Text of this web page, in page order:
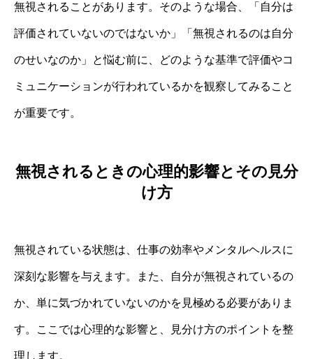
無視されることがあります。そのような場合、「自分は
評価されていないのではないか」「無視されるのは自分
のせいなのか」と悩む前に、どのような基準で評価やコ
ミュニケーションが行われているかを観察してみること
が重要です。
無視されるときの心理的影響とその見分
け方
無視されている状態は、仕事の効率やメンタルヘルスに
深刻な影響を与えます。また、自分が無視されているの
か、単に気づかれていないのかを見極める必要がありま
す。ここでは心理的な影響と、見分け方のポイントを整
理します。